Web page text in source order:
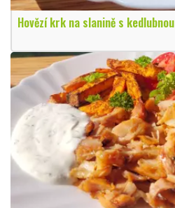
Hovězí krk na slanině s kedlubnou